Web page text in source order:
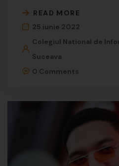
READ MORE
25 iunie 2022
Colegiul National de
Suceava
0 Comments